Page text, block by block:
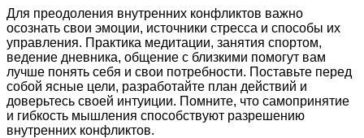
Для преодоления внутренних конфликтов важно
осознать свои эмоции, источники стресса и способы их
управления. Практика медитации, занятия спортом,
ведение дневника, общение с близкими помогут вам
лучше понять себя и свои потребности. Поставьте перед
собой ясные цели, разработайте план действий и
доверьтесь своей интуиции. Помните, что самопринятие
и гибкость мышления способствуют разрешению
внутренних конфликтов.